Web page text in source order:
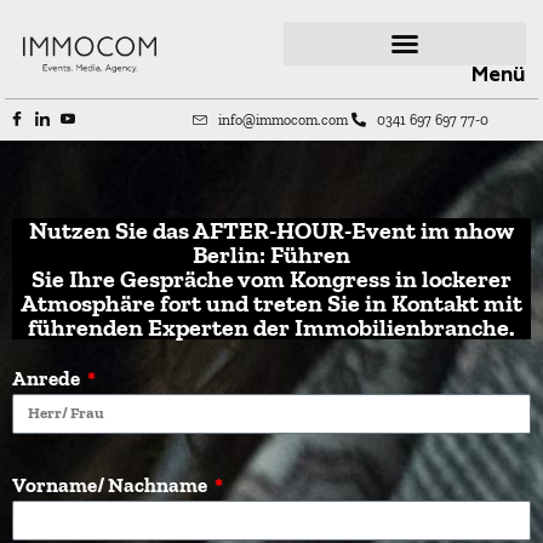
Menü
info@immocom.com 0341 697 697 77-0
Nutzen Sie das AFTER-HOUR-Event im nhow
Berlin: Führen
Sie Ihre Gespräche vom Kongress in lockerer
Atmosphäre fort und treten Sie in Kontakt mit
führenden Experten der Immobilienbranche.
Anrede
Vorname/ Nachname